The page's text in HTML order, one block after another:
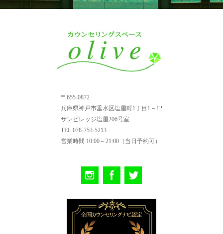
〒655-0872
兵庫県神戸市垂水区塩屋町1丁目1－12
サンビレッジ塩屋206号室
TEL.078-753-5213
営業時間 10:00～21:00（当日予約可）